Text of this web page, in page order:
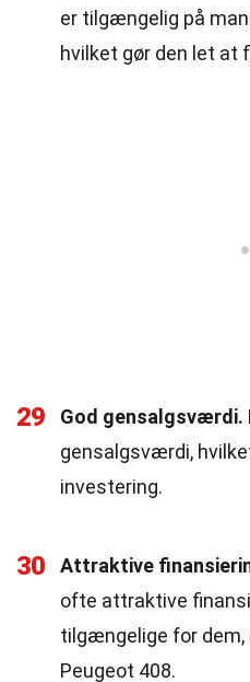
er tilgængelig på
hvilket gør den let at
29 God gensalgsværdi.
gensalgsværdi,
investering.
30 Attraktive
ofte attraktive
tilgængelige for dem,
Peugeot 408.